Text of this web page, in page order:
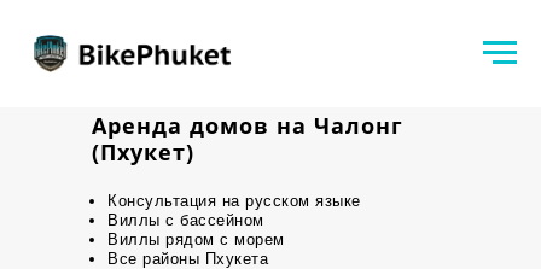
Аренда домов на Чалонг
(Пхукет)
Консультация на русском языке
Виллы с бассейном
Виллы рядом с морем
Все районы Пхукета